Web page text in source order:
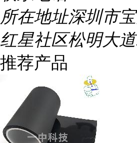
所在地址深圳市
红星社区松明大
推荐产品